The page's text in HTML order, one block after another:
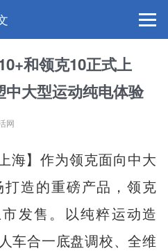
和领克10正式上
大型运动纯电体验
网
海】作为领克面向中大
造的重磅产品，领克
发售。以纯粹运动造
车合一底盘调校、全维